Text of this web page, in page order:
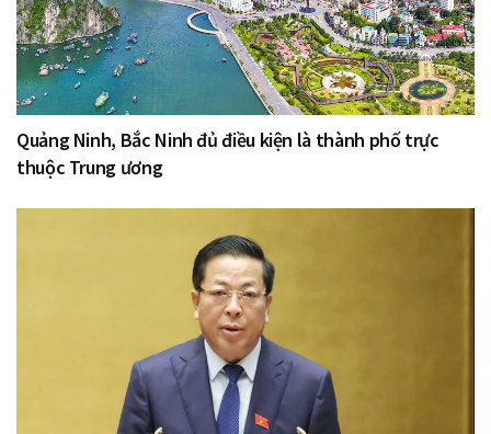
Quảng Ninh, Bắc Ninh đủ điều kiện là thành phố trực
thuộc Trung ương